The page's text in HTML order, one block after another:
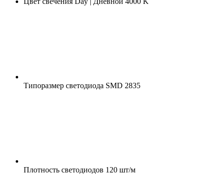
Типоразмер светодиода SMD 2835
Плотность светодиодов 120 шт/м